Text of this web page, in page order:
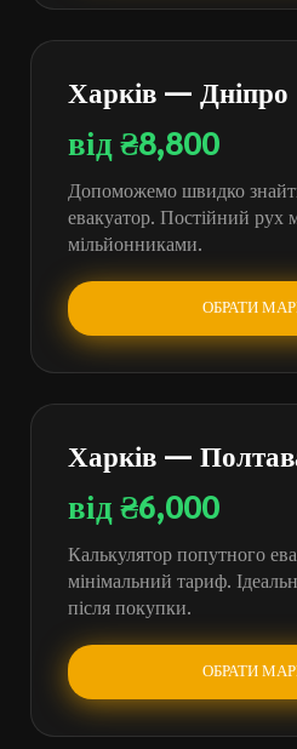
Харків — Дніпро
від ₴8,800
Допоможемо швидко
евакуатор. Постійний
мільйонниками.
ОБРАТИ
Харків —
від ₴6,000
Калькулятор попутного
мінімальний тариф.
після покупки.
ОБРАТИ